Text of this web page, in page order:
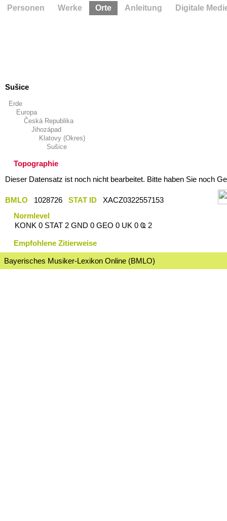
Sušice
Erde
Europa
Česká Republika
Jihozápad
Klatovy (Okres)
Sušice
Topographie
Dieser Datensatz ist noch nicht bearbeitet. Bitte haben Sie noch
BMLO 1028726 STAT ID
XACZ0322557153
Normlevel
KONK 0 STAT 2 GND 0 GEO 0 UK 0 Ҩ 2
Empfohlene Zitierweise
Bayerisches Musiker-Lexikon Online (BMLO)
Personen Werke Orte Anleitung Digitale